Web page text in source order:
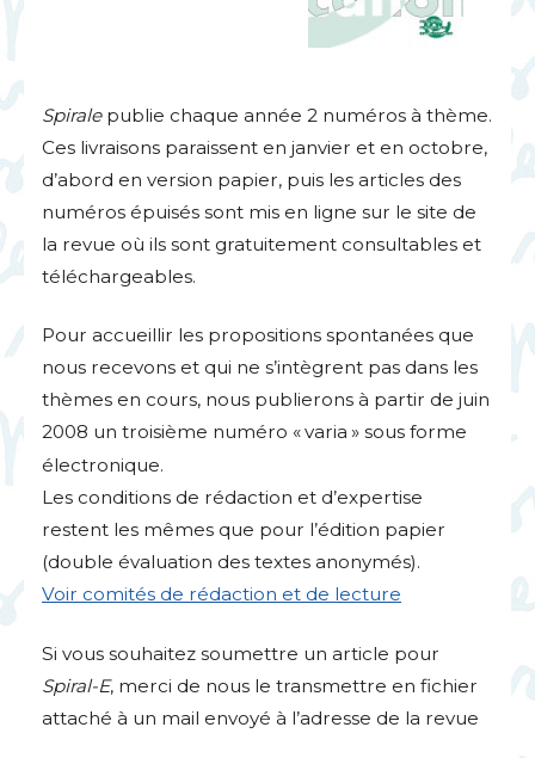
Spiralepublie chaque année 2 numéros à thème.
Ces livraisons paraissent en janvier et en octobre,
d’abord en version papier, puis les articles des
numéros épuisés sont mis en ligne sur le site de
la revue où ils sont gratuitement consultables et
téléchargeables.
Pour accueillir les propositions spontanées que
nous recevons et qui ne s’intègrent pas dans les
thèmes en cours, nous publierons à partir de juin
2008 un troisième numéro «varia » sous forme
électronique.
Les conditions de rédaction et d’expertise
restent les mêmes que pour l’édition papier
(double évaluation des textes anonymés).
Voir comités de rédaction et de lecture
Si vous souhaitez soumettre un article pour
Spiral-E, merci de nous le transmettre en fichier
attaché à un mail envoyé à l’adresse de la revue